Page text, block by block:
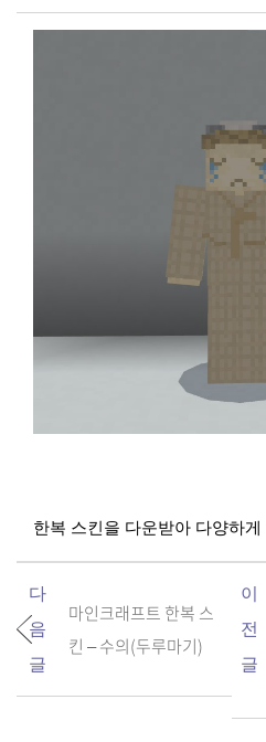
한복 스킨을 다운받아 다양하게
다
음
글
마인크래프트 한복 스
킨 – 수의(두루마기)
이
전
글